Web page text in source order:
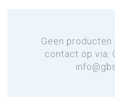
Geen producten
contact op via: